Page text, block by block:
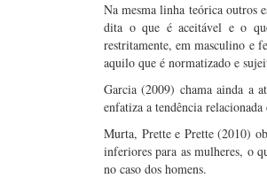
Na mesma linha teórica outros
dita o que é aceitável e o
restritamente, em masculino e
aquilo que é normatizado e
Garcia (2009) chama ainda a
enfatiza a tendência relacionada
Murta, Prette e Prette (2010)
inferiores para as mulheres, o
no caso dos homens.